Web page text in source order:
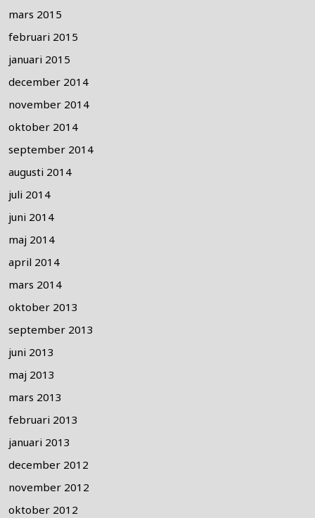
mars 2015
februari 2015
januari 2015
december 2014
november 2014
oktober 2014
september 2014
augusti 2014
juli 2014
juni 2014
maj 2014
april 2014
mars 2014
oktober 2013
september 2013
juni 2013
maj 2013
mars 2013
februari 2013
januari 2013
december 2012
november 2012
oktober 2012